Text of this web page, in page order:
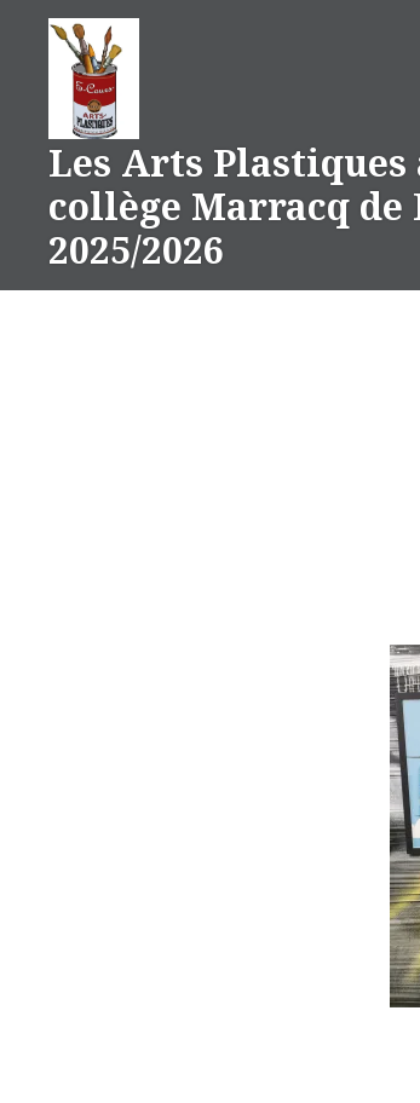
Les Arts Plastiques
collège Marracq de
2025/2026